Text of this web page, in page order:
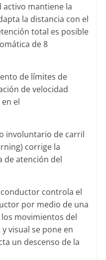
activo mantiene la
la distancia con el
total es posible
de 8
de límites de
de velocidad
el
involuntario de carril
corrige la
de atención del
controla el
por medio de una
movimientos del
visual se pone en
un descenso de la